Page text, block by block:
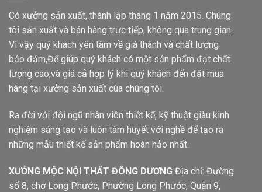
Có xưởng sản xuất, thành lập tháng 1 năm 2015. Chúng
tôi sản xuất và bán hàng trực tiếp, không qua trung gian.
Vì vậy quý khách yên tâm về giá thành và chất lượng
bảo đảm,Để giúp quý khách có một sản phẩm đạt chất
lượng cao,và giá cả hợp lý khi quý khách đến đặt mua
hàng tại xưởng sản xuất cùa chúng tôi.
Ra đời với đội ngũ nhân viên thiết kế, kỹ thuật giàu kinh
nghiệm sáng tạo và luôn tâm huyết với nghề để tạo ra
những mẫu thiết kế sản phẩm hoàn hảo nhất.
XƯỞNG MỘC NỘI THẤT ĐÔNG DƯƠNG Địa chỉ: Đường
số 8, chợ Long Phước, Phường Long Phước, Quận 9,